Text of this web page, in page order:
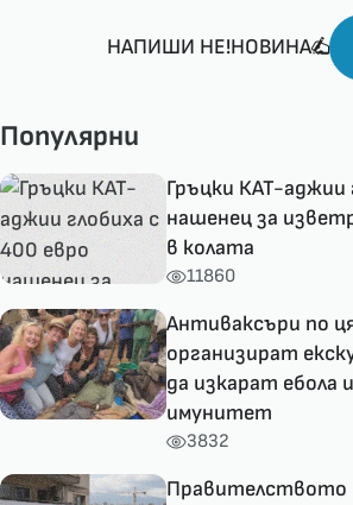
НАПИШИ НЕ!НОВИНА
Популярни
Гръцки КАТ-аджии
нашенец за
в колата
11860
Антиваксъри по
организират
да изкарат ебола
имунитет
3832
Правителството